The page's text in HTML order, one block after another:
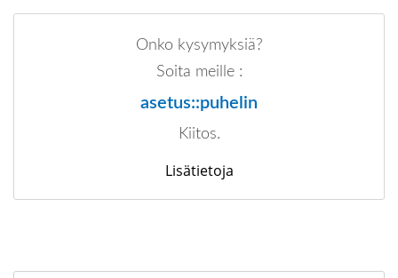
Onko kysymyksiä?
Soita meille :
asetus::puhelin
Kiitos.
Lisätietoja